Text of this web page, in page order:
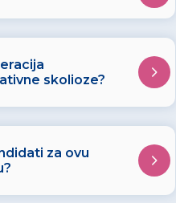
skolioze?
za ovu